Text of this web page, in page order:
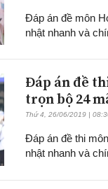
Đáp án đề môn
nhật nhanh và
Đáp án đề
trọn bộ 24
Thứ 4, 26/06/2019 |
Đáp án đề thi
nhật nhanh và